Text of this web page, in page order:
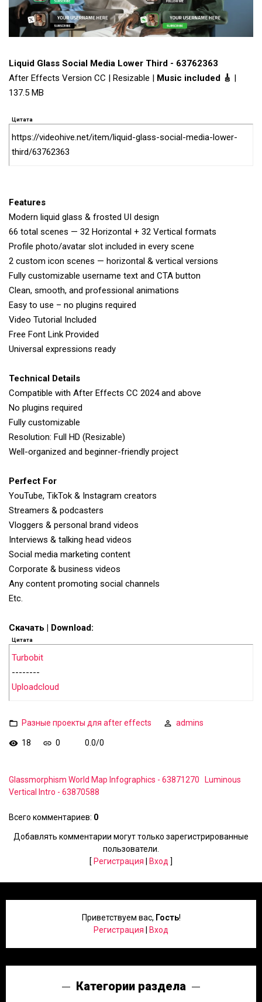
Liquid Glass Social Media Lower Third - 63762363
After Effects Version CC | Resizable | Music included 🎸 |
137.5 MB
Цитата
https://videohive.net/item/liquid-glass-social-media-lower-
third/63762363
Features
Modern liquid glass & frosted UI design
66 total scenes — 32 Horizontal + 32 Vertical formats
Profile photo/avatar slot included in every scene
2 custom icon scenes — horizontal & vertical versions
Fully customizable username text and CTA button
Clean, smooth, and professional animations
Easy to use – no plugins required
Video Tutorial Included
Free Font Link Provided
Universal expressions ready
Technical Details
Compatible with After Effects CC 2024 and above
No plugins required
Fully customizable
Resolution: Full HD (Resizable)
Well-organized and beginner-friendly project
Perfect For
YouTube, TikTok & Instagram creators
Streamers & podcasters
Vloggers & personal brand videos
Interviews & talking head videos
Social media marketing content
Corporate & business videos
Any content promoting social channels
Etc.
Скачать | Download:
Цитата
Turbobit
--------
Uploadcloud
Разные проекты для after effects admins
18 0 0.0/0
Glassmorphism World Map Infographics - 63871270
Luminous
Vertical Intro - 63870588
Всего комментариев: 0
Добавлять комментарии могут только зарегистрированные
пользователи.
[ Регистрация Вход ]
Приветствуем вас, Гость!
Регистрация
Вход
Категории раздела